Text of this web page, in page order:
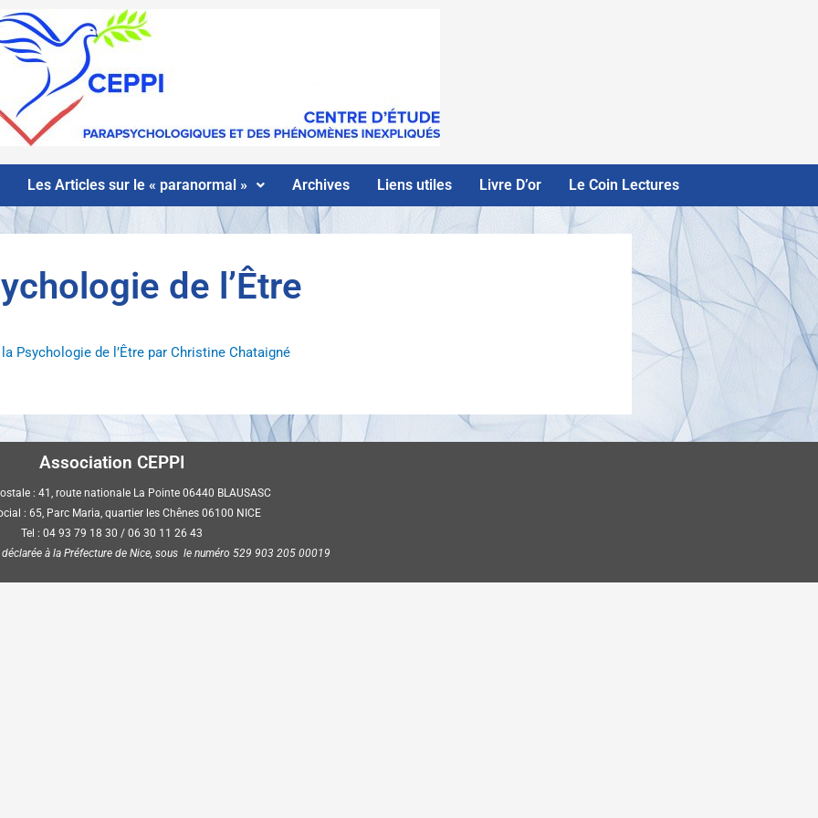
Les Articles sur le « paranormal » Archives Liens utiles Livre D’or Le Coin Lectures
de l’Être
Psychologie de l’Être par Christine Chataigné
Association CEPPI
: 41, route nationale La Pointe 06440 BLAUSASC
: 65, Parc Maria, quartier les Chênes 06100 NICE
Tel : 04 93 79 18 30 / 06 30 11 26 43
à la Préfecture de Nice, sous le numéro 529 903 205 00019